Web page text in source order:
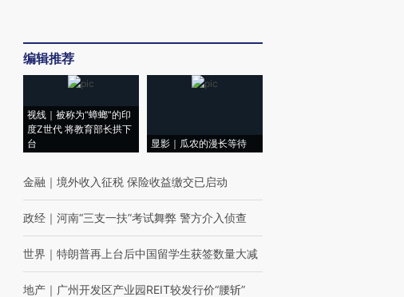
编辑推荐
视线｜被称为“蟑螂”的印
度Z世代 将教育部长拱下
台
显影｜瓜农的漫长等待
金融 ｜ 境外收入征税 保险收益缴交已启动
政经 ｜ 河南“三支一扶”考试舞弊 警方介入侦查
世界 ｜ 特朗普再上台后中国留学生获签数量大减
地产 ｜ 广州开发区产业园REIT较发行价“腰斩”